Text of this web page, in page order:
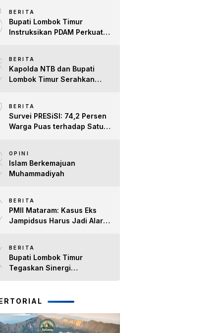
BERITA
Bupati Lombok Timur
Instruksikan PDAM Perkuat
Terpenuhi
BERITA
Kapolda NTB dan Bupati
Lombok Timur Serahkan
Kepedulian Sosial
BERITA
Survei PRESiSI: 74,2 Persen
Warga Puas terhadap Satu
OPINI
Islam Berkemajuan
Muhammadiyah
BERITA
PMII Mataram: Kasus Eks
Jampidsus Harus Jadi Alarm
BERITA
Bupati Lombok Timur
Tegaskan Sinergi
dan Kapolres Lombok Timur